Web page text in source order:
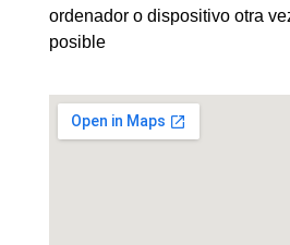
ordenador o dispositivo otra
posible